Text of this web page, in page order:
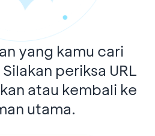
yang kamu cari
periksa URL
atau kembali ke
utama.